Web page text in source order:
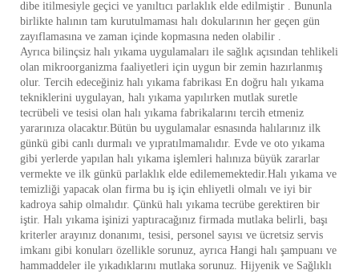
dibe itilmesiyle geçici ve yanıltıcı parlaklık elde edilmiştir . Bununla
birlikte halının tam kurutulmaması halı dokularının her geçen gün
zayıflamasına ve zaman içinde kopmasına neden olabilir .
Ayrıca bilinçsiz halı yıkama uygulamaları ile sağlık açısından tehlikeli
olan mikroorganizma faaliyetleri için uygun bir zemin hazırlanmış
olur. Tercih edeceğiniz halı yıkama fabrikası En doğru halı yıkama
tekniklerini uygulayan, halı yıkama yapılırken mutlak suretle
tecrübeli ve tesisi olan halı yıkama fabrikalarını tercih etmeniz
yararınıza olacaktır.Bütün bu uygulamalar esnasında halılarınız ilk
günkü gibi canlı durmalı ve yıpratılmamalıdır. Evde ve oto yıkama
gibi yerlerde yapılan halı yıkama işlemleri halınıza büyük zararlar
vermekte ve ilk günkü parlaklık elde edilememektedir.Halı yıkama ve
temizliği yapacak olan firma bu iş için ehliyetli olmalı ve iyi bir
kadroya sahip olmalıdır. Çünkü halı yıkama tecrübe gerektiren bir
iştir. Halı yıkama işinizi yaptıracağınız firmada mutlaka belirli, başı
kriterler arayınız donanımı, tesisi, personel sayısı ve ücretsiz servis
imkanı gibi konuları özellikle sorunuz, ayrıca Hangi halı şampuanı ve
hammaddeler ile yıkadıklarını mutlaka sorunuz. Hijyenik ve Sağlıklı